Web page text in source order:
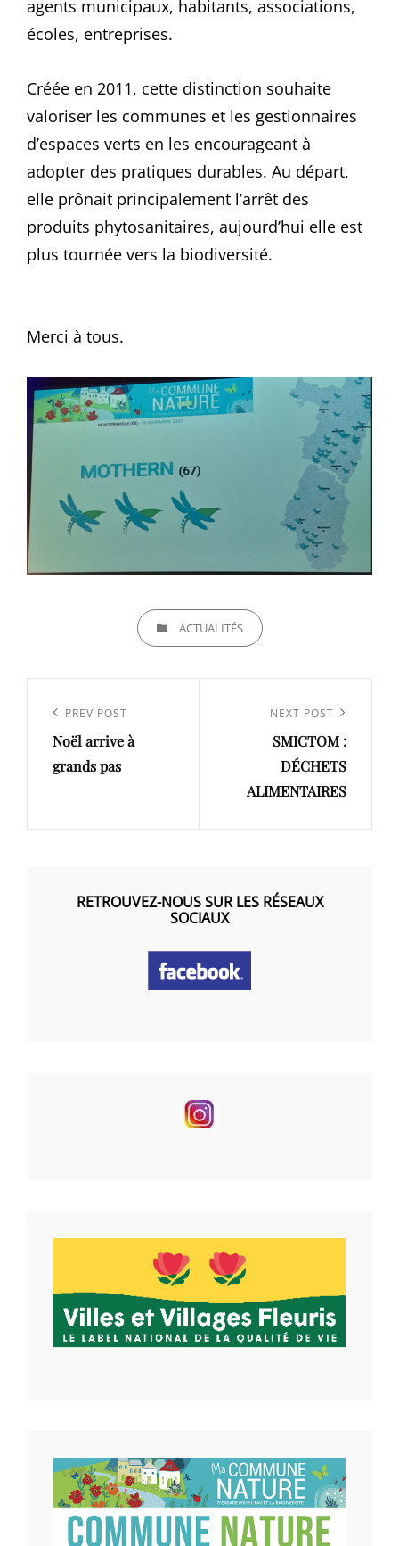
agents municipaux, habitants, associations,
écoles, entreprises.
Créée en 2011, cette distinction souhaite
valoriser les communes et les gestionnaires
d’espaces verts en les encourageant à
adopter des pratiques durables. Au départ,
elle prônait principalement l’arrêt des
produits phytosanitaires, aujourd’hui elle est
plus tournée vers la biodiversité.
Merci à tous.
CATEGORIESACTUALITÉS
l’article
Previous
Post
PREV POST
Noël arrive à
grands pas
NEXT POST
SMICTOM :
DÉCHETS
ALIMENTAIRES
RETROUVEZ-NOUS SUR LES RÉSEAUX
SOCIAUX